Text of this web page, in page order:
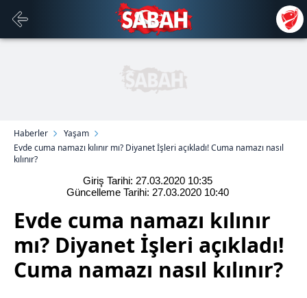
Haberler
Yaşam
Evde cuma namazı kılınır mı? Diyanet İşleri açıkladı! Cuma namazı nasıl
kılınır?
Giriş Tarihi: 27.03.2020 10:35
Güncelleme Tarihi: 27.03.2020 10:40
Evde cuma namazı kılınır
mı? Diyanet İşleri açıkladı!
Cuma namazı nasıl kılınır?